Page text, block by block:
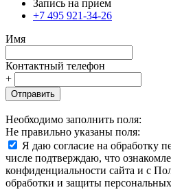
Запись на прием
+7 495 921-34-26
Имя
Контактный телефон
+
Отправить
Необходимо заполнить поля:
Не правильно указаны поля:
Я даю согласие на обработку
числе подтверждаю, что
конфиденциальности сайта и с
обработки и защиты